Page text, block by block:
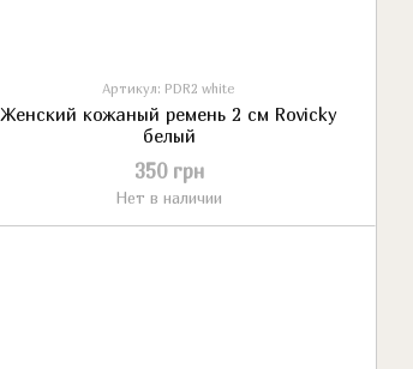
Артикул: PDR2 white
Женский кожаный ремень 2 см Rovicky
белый
350 грн
Нет в наличии